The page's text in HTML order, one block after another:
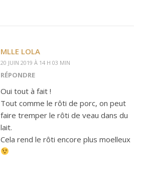
MLLE LOLA
20 JUIN 2019 À 14 H 03 MIN
RÉPONDRE
Oui tout à fait !
Tout comme le rôti de porc, on peut
faire tremper le rôti de veau dans du
lait.
Cela rend le rôti encore plus moelleux